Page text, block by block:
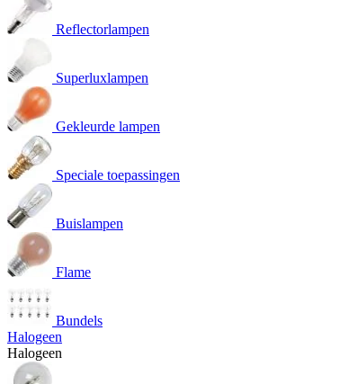
Reflectorlampen
Superluxlampen
Gekleurde lampen
Speciale toepassingen
Buislampen
Flame
Bundels
Halogeen
Halogeen